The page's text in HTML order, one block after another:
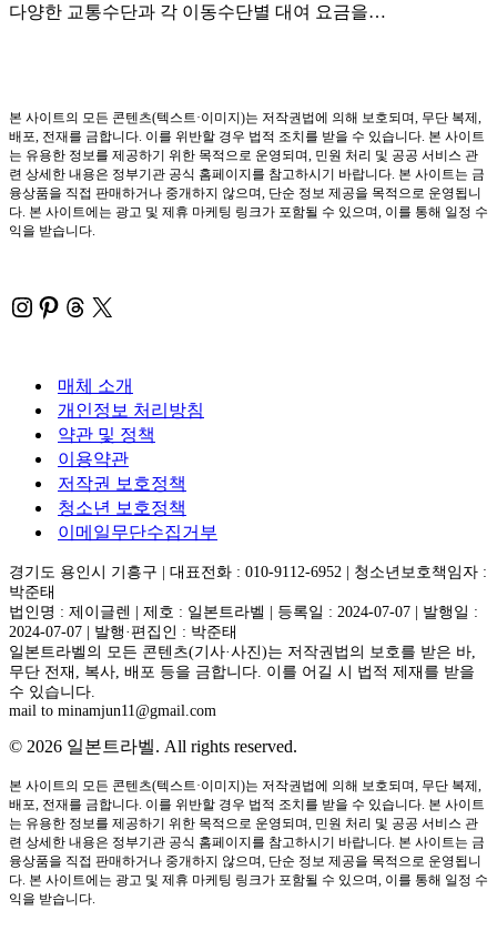
다양한 교통수단과 각 이동수단별 대여 요금을…
본 사이트의 모든 콘텐츠(텍스트·이미지)는 저작권법에 의해 보호되며, 무단 복제,
배포, 전재를 금합니다. 이를 위반할 경우 법적 조치를 받을 수 있습니다. 본 사이트
는 유용한 정보를 제공하기 위한 목적으로 운영되며, 민원 처리 및 공공 서비스 관
련 상세한 내용은 정부기관 공식 홈페이지를 참고하시기 바랍니다. 본 사이트는 금
융상품을 직접 판매하거나 중개하지 않으며, 단순 정보 제공을 목적으로 운영됩니
다. 본 사이트에는 광고 및 제휴 마케팅 링크가 포함될 수 있으며, 이를 통해 일정 수
익을 받습니다.
Instagram
Pinterest
Threads
X
매체 소개
개인정보 처리방침
약관 및 정책
이용약관
저작권 보호정책
청소년 보호정책
이메일무단수집거부
경기도 용인시 기흥구 | 대표전화 : 010-9112-6952 | 청소년보호책임자 :
박준태
법인명 : 제이글렌 | 제호 : 일본트라벨 | 등록일 : 2024-07-07 | 발행일 :
2024-07-07 | 발행·편집인 : 박준태
일본트라벨의 모든 콘텐츠(기사·사진)는 저작권법의 보호를 받은 바,
무단 전재, 복사, 배포 등을 금합니다. 이를 어길 시 법적 제재를 받을
수 있습니다.
mail to minamjun11@gmail.com
© 2026 일본트라벨. All rights reserved.
본 사이트의 모든 콘텐츠(텍스트·이미지)는 저작권법에 의해 보호되며, 무단 복제,
배포, 전재를 금합니다. 이를 위반할 경우 법적 조치를 받을 수 있습니다. 본 사이트
는 유용한 정보를 제공하기 위한 목적으로 운영되며, 민원 처리 및 공공 서비스 관
련 상세한 내용은 정부기관 공식 홈페이지를 참고하시기 바랍니다. 본 사이트는 금
융상품을 직접 판매하거나 중개하지 않으며, 단순 정보 제공을 목적으로 운영됩니
다. 본 사이트에는 광고 및 제휴 마케팅 링크가 포함될 수 있으며, 이를 통해 일정 수
익을 받습니다.